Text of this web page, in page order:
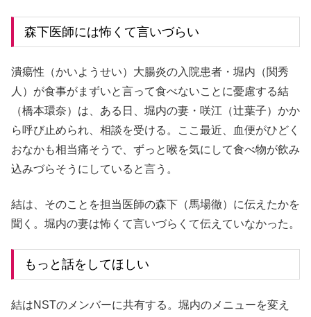
森下医師には怖くて言いづらい
潰瘍性（かいようせい）大腸炎の入院患者・堀内（関秀
人）が食事がまずいと言って食べないことに憂慮する結
（橋本環奈）は、ある日、堀内の妻・咲江（辻葉子）かか
ら呼び止められ、相談を受ける。ここ最近、血便がひどく
おなかも相当痛そうで、ずっと喉を気にして食べ物が飲み
込みづらそうにしていると言う。
結は、そのことを担当医師の森下（馬場徹）に伝えたかを
聞く。堀内の妻は怖くて言いづらくて伝えていなかった。
もっと話をしてほしい
結はNSTのメンバーに共有する。堀内のメニューを変え